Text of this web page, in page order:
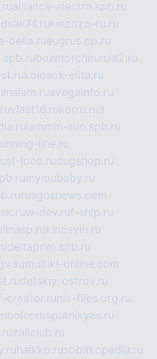
alliance-electro.spb.ru
kinzozo-ru.ru
bella.rueugrus.pp.ru
bezmorchin.ru ia2.ru
kolosok-elita.ru
insiam.ruavegainfo.ru
vlast16.rukorru.net
lammin-suo.spb.ru
running-line.ru
rust-loco.rudugshop.ru
mymubaby.ru
rusgosnews.com
w-dev.ruf-ship.ru
kinosvin.ru
deltaprim.spb.ru
multiki-online.com
detskiy-ostrov.ru
creator.ru nix-files.org.ru
sputnikyes.ru
zallclub.ru
haikko.rusobakopedia.ru